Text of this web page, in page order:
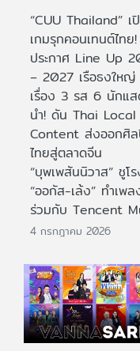
“CUU Thailand” เ
เกมรุกคอนเทนต์ไทย!
ประกาศ Line Up
– 2027 เรือธงใหญ่
เรื่อง 3 รส 6 นักแ
นำ! ดัน Thai Local
Content ส่งออกศิ
ไทยสู่ตลาดจีน
“บุพเพสันนิวาส” ชูโ
“ออกัส-เล้ง” ทำเพ
ร่วมกับ Tencent
4 กรกฎาคม 2026